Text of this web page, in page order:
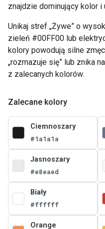
znajdzie dominujący kolor i
Unikaj stref „Żywe” o
zieleń #00FF00 lub
kolory powodują silne
„rozmazuje się” lub znika
z zalecanych kolorów.
Zalecane kolory
Ciemnoszary
#1a1a1a
Jasnoszary
#e8eaed
Biały
#ffffff
Orange